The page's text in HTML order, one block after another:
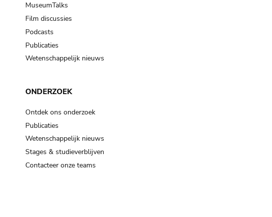
MuseumTalks
Film discussies
Podcasts
Publicaties
Wetenschappelijk nieuws
ONDERZOEK
Ontdek ons onderzoek
Publicaties
Wetenschappelijk nieuws
Stages & studieverblijven
Contacteer onze teams